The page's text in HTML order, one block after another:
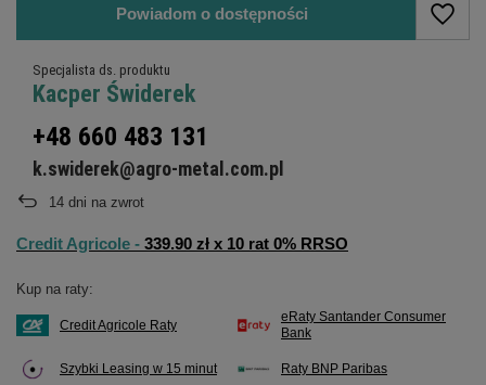
Powiadom o dostępności
Specjalista ds. produktu
Kacper Świderek
+48 660 483 131
k.swiderek@agro-metal.com.pl
14 dni na zwrot
Credit Agricole - 339.90 zł x 10 rat 0% RRSO
Kup na raty:
Credit Agricole Raty
eRaty Santander Consumer
Bank
Szybki Leasing w 15 minut Raty BNP Paribas